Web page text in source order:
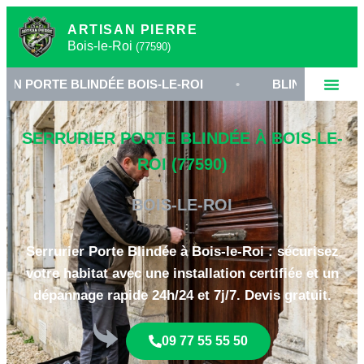
ARTISAN PIERRE
Bois-le-Roi (77590)
BOIS-LE-ROI • BLINDAGE DE PORTE
SERRURIER PORTE BLINDÉE À BOIS-LE-
ROI (77590)
BOIS-LE-ROI
Serrurier Porte Blindée à Bois-le-Roi : sécurisez
votre habitat avec une installation certifiée et un
dépannage rapide 24h/24 et 7j/7. Devis gratuit.
09 77 55 55 50